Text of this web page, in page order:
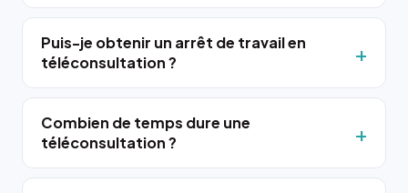
Puis-je obtenir un arrêt de travail en
téléconsultation ?
Combien de temps dure une
téléconsultation ?